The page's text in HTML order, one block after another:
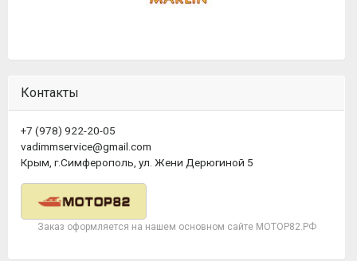
Контакты
+7 (978) 922-20-05
vadimmservice@gmail.com
Крым, г.Симферополь, ул. Жени Дерюгиной 5
Заказ оформляется на нашем основном сайте МОТОР82.РФ